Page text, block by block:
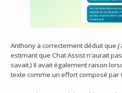
Anthony a correctement déduit que
estimant que Chat Assist n'aurait
savait.) Il avait également raison
texte comme un effort composé par